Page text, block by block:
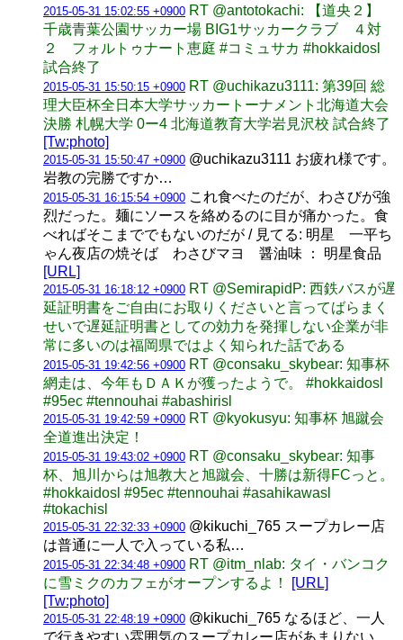
2015-05-31 15:02:55 +0900 RT @antotokachi: 【道央２】
千歳青葉公園サッカー場 BIG1サッカークラブ ４対
２ フォルトゥナート恵庭 #コミュサカ #hokkaidosl
試合終了
2015-05-31 15:50:15 +0900 RT @uchikazu3111: 第39回 総
理大臣杯全日本大学サッカートーナメント北海道大会
決勝 札幌大学 0ー4 北海道教育大学岩見沢校 試合終了
[Tw:photo]
2015-05-31 15:50:47 +0900 @uchikazu3111 お疲れ様です。
岩教の完勝ですか…
2015-05-31 16:15:54 +0900 これ食べたのだが、わさびが強
烈だった。麺にソースを絡めるのに目が痛かった。食
べればそこまででもないのだが / 見てる: 明星 一平ち
ゃん夜店の焼そば わさびマヨ 醤油味 ： 明星食品
[URL]
2015-05-31 16:18:12 +0900 RT @SemirapidP: 西鉄バスが遅
延証明書をご自由にお取りくださいと言ってばらまく
せいで遅延証明書としての効力を発揮しない企業が非
常に多いのは福岡県ではよく知られた話である
2015-05-31 19:42:56 +0900 RT @consaku_skybear: 知事杯
網走は、今年もＤＡＫが獲ったようで。 #hokkaidosl
#95ec #tennouhai #abashirisl
2015-05-31 19:42:59 +0900 RT @kyokusyu: 知事杯 旭蹴会
全道進出決定！
2015-05-31 19:43:02 +0900 RT @consaku_skybear: 知事
杯、旭川からは旭教大と旭蹴会、十勝は新得FCっと。
#hokkaidosl #95ec #tennouhai #asahikawasl
#tokachisl
2015-05-31 22:32:33 +0900 @kikuchi_765 スープカレー店
は普通に一人で入っている私…
2015-05-31 22:34:48 +0900 RT @itm_nlab: タイ・バンコク
に雪ミクのカフェがオープンするよ！
[URL]
[Tw:photo]
2015-05-31 22:48:19 +0900 @kikuchi_765 なるほど、一人
で行きやすい雰囲気のスープカレー店があまりない、